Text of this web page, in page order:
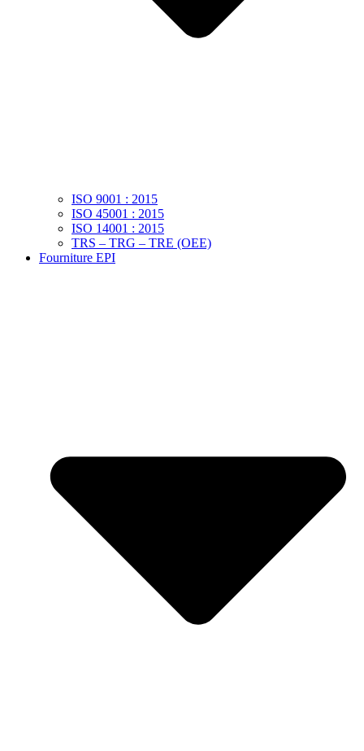
ISO 9001 : 2015
ISO 45001 : 2015
ISO 14001 : 2015
TRS – TRG – TRE (OEE)
Fourniture EPI